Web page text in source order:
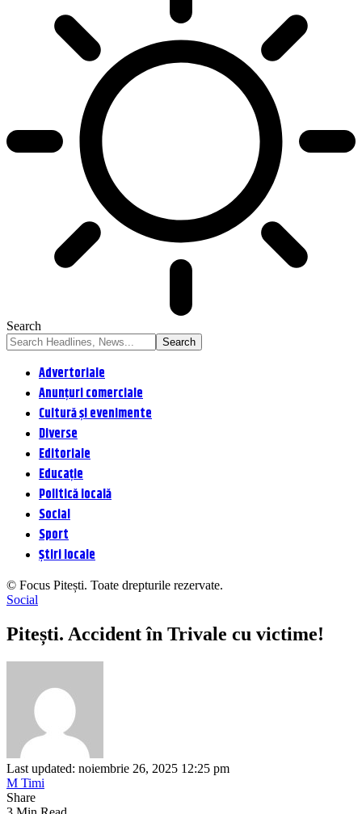
Search
Advertoriale
Anunțuri comerciale
Cultură și evenimente
Diverse
Editoriale
Educație
Politică locală
Social
Sport
Știri locale
© Focus Pitești. Toate drepturile rezervate.
Social
Pitești. Accident în Trivale cu victime!
Last updated: noiembrie 26, 2025 12:25 pm
M Timi
Share